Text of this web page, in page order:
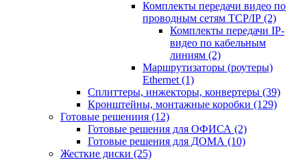
Комплекты передачи видео по
проводным сетям TCP/IP (2)
Комплекты передачи IP-
видео по кабельным
линиям (2)
Маршрутизаторы (роутеры)
Ethernet (1)
Сплиттеры, инжекторы, конвертеры (39)
Кронштейны, монтажные коробки (129)
Готовые решениия (12)
Готовые решения для ОФИСА (2)
Готовые решения для ДОМА (10)
Жесткие диски (25)